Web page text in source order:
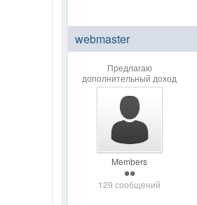
webmaster
Предлагаю
дополнительный доход
Members
129 сообщений